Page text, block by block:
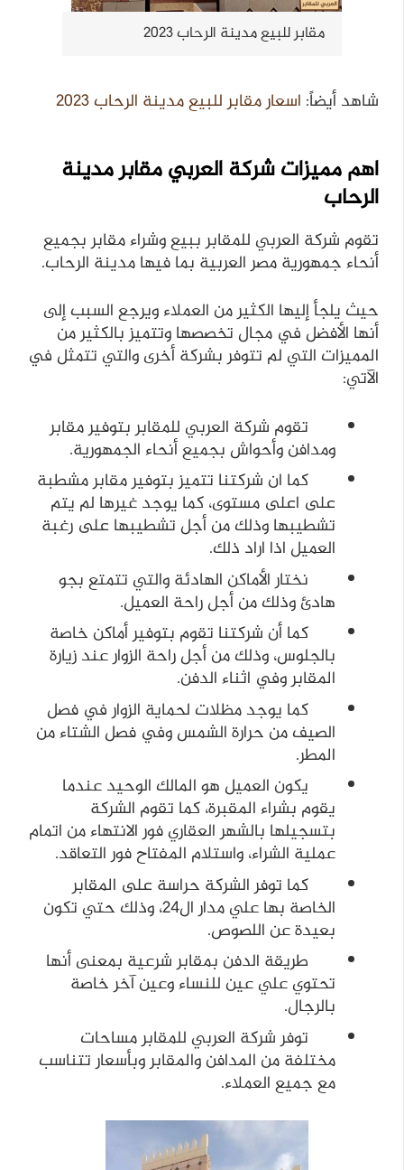
مقابر للبيع مدينة الرحاب 2023
شاهد أيضاً: اسعار مقابر للبيع مدينة الرحاب 2023
اهم مميزات شركة العربي مقابر مدينة
الرحاب
تقوم شركة العربي للمقابر ببيع وشراء مقابر بجميع
أنحاء جمهورية مصر العربية بما فيها مدينة الرحاب.
حيث يلجأ إليها الكثير من العملاء ويرجع السبب إلى
أنها الأفضل في مجال تخصصها وتتميز بالكثير من
المميزات التي لم تتوفر بشركة أخرى والتي تتمثل في
الآتي:
تقوم شركة العربي للمقابر بتوفير مقابر
ومدافن وأحواش بجميع أنحاء الجمهورية.
كما ان شركتنا تتميز بتوفير مقابر مشطبة
على اعلى مستوى، كما يوجد غيرها لم يتم
تشطيبها وذلك من أجل تشطيبها على رغبة
العميل اذا اراد ذلك.
نختار الأماكن الهادئة والتي تتمتع بجو
هادئ وذلك من أجل راحة العميل.
كما أن شركتنا تقوم بتوفير أماكن خاصة
بالجلوس، وذلك من أجل راحة الزوار عند زيارة
المقابر وفي اثناء الدفن.
كما يوجد مظلات لحماية الزوار في فصل
الصيف من حرارة الشمس وفي فصل الشتاء من
المطر.
يكون العميل هو المالك الوحيد عندما
يقوم بشراء المقبرة، كما تقوم الشركة
بتسجيلها بالشهر العقاري فور الانتهاء من اتمام
عملية الشراء، واستلام المفتاح فور التعاقد.
كما توفر الشركة حراسة على المقابر
الخاصة بها علي مدار ال24، وذلك حتي تكون
بعيدة عن اللصوص.
طريقة الدفن بمقابر شرعية بمعنى أنها
تحتوي علي عين للنساء وعين آخر خاصة
بالرجال.
توفر شركة العربي للمقابر مساحات
مختلفة من المدافن والمقابر وبأسعار تتناسب
مع جميع العملاء.